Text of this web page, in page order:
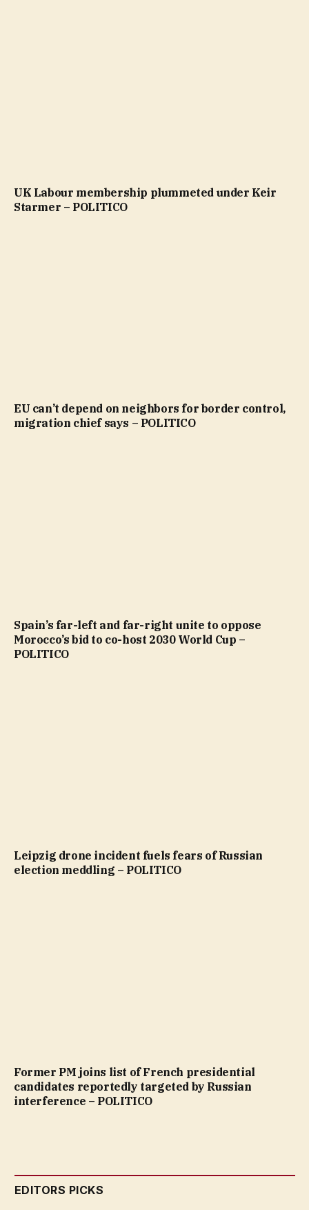
UK Labour membership plummeted under Keir
Starmer – POLITICO
EU can’t depend on neighbors for border control,
migration chief says – POLITICO
Spain’s far-left and far-right unite to oppose
Morocco’s bid to co-host 2030 World Cup –
POLITICO
Leipzig drone incident fuels fears of Russian
election meddling – POLITICO
Former PM joins list of French presidential
candidates reportedly targeted by Russian
interference – POLITICO
EDITORS PICKS